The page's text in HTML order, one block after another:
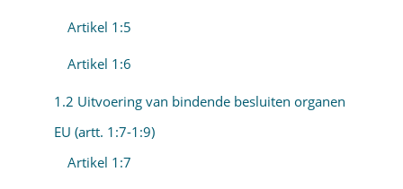
Artikel 1:5
Artikel 1:6
1.2 Uitvoering van bindende besluiten organen
EU (artt. 1:7-1:9)
Artikel 1:7